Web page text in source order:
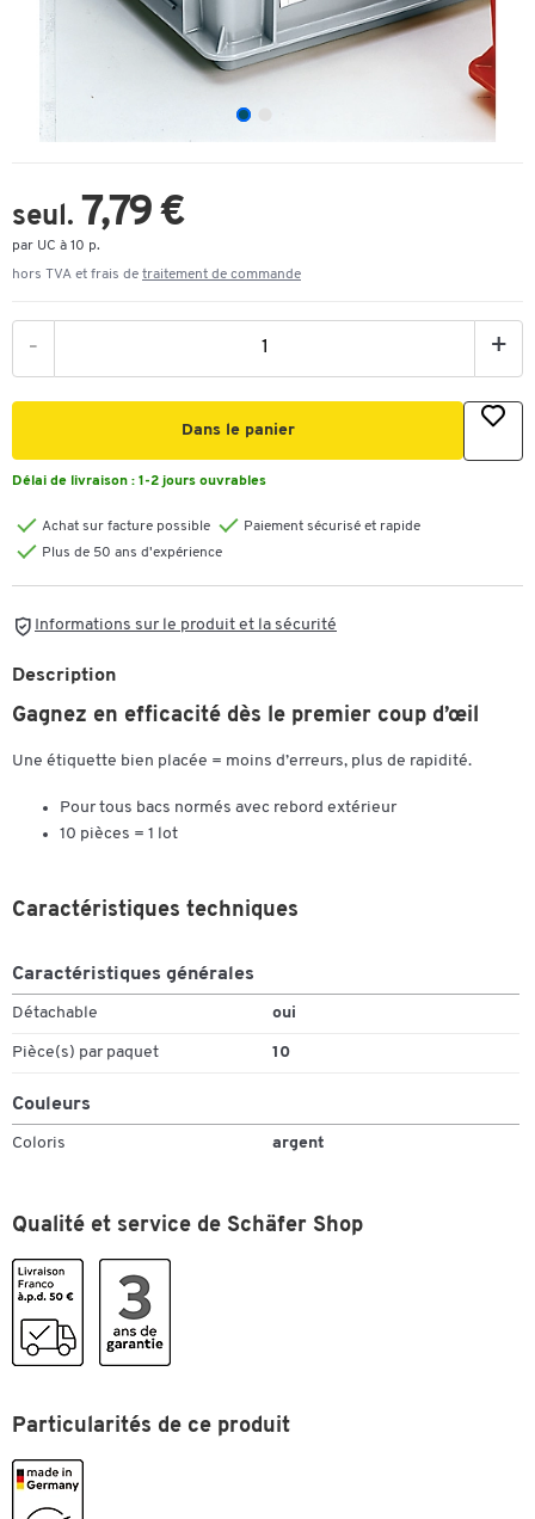
seul. 7,79 €
par UC à 10 p.
hors TVA et frais de traitement de commande
- +
Dans le panier
Délai de livraison : 1-2 jours ouvrables
Achat sur facture possible
Paiement sécurisé et rapide
Plus de 50 ans d'expérience
Informations sur le produit et la sécurité
Description
Gagnez en efficacité dès le premier coup d’œil
Une étiquette bien placée = moins d’erreurs, plus de rapidité.
Pour tous bacs normés avec rebord extérieur
10 pièces = 1 lot
Caractéristiques techniques
Caractéristiques générales
Détachable oui
Pièce(s) par paquet 10
Couleurs
Coloris argent
Qualité et service de Schäfer Shop
Particularités de ce produit